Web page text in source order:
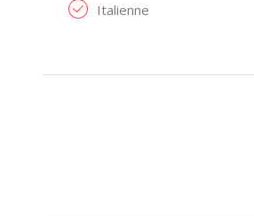
Italienne